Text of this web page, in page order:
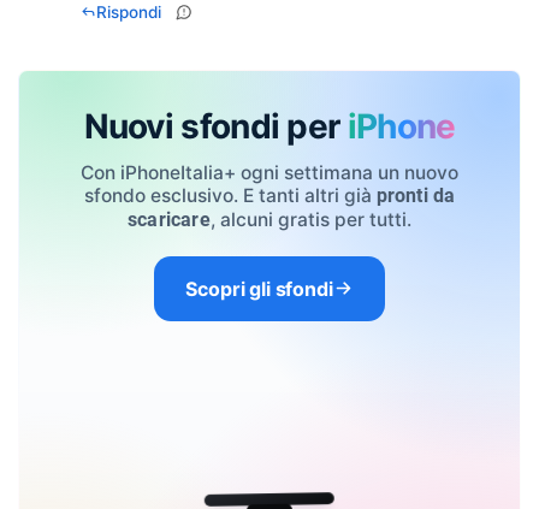
Rispondi
Nuovi sfondi per iPhone
Con iPhoneItalia+ ogni settimana un nuovo
sfondo esclusivo. E tanti altri già pronti da
scaricare, alcuni gratis per tutti.
Scopri gli sfondi